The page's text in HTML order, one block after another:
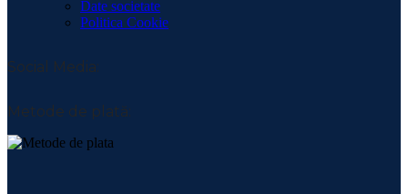
Date societate
Politica Cookie
Social Media:
Metode de plată: